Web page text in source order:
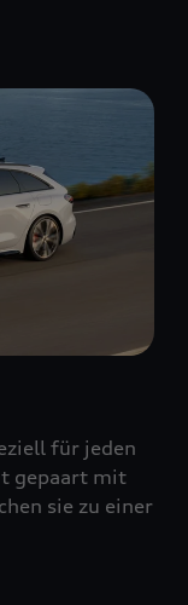
für jeden
gepaart mit
sie zu einer